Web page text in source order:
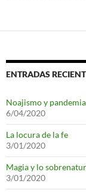
ENTRADAS
Noajismo y pandemia
6/04/2020
La locura de la fe
3/01/2020
Magia y lo
3/01/2020